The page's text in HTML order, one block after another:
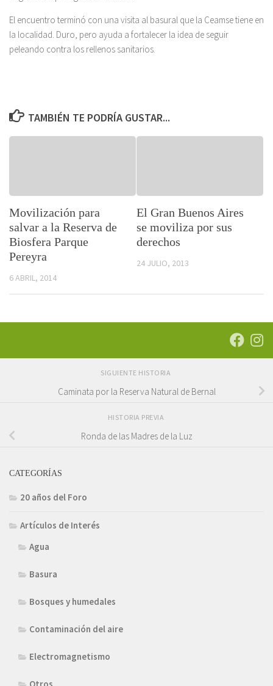
El encuentro terminó con una visita al basural que la Ceamse tiene en
la localidad. Duro, pero ayuda a fortalecer la idea de seguir
peleando contra los rellenos sanitarios.
TAMBIÉN TE PODRÍA GUSTAR...
Movilización para
salvar a la Reserva de
Biosfera Parque
Pereyra
6 ABRIL, 2014
El Gran Buenos Aires
se moviliza por sus
derechos
24 JULIO, 2013
SIGUIENTE HISTORIA
Caminata por la Reserva Natural de Bernal
HISTORIA PREVIA
Ronda de las Madres de la Luz
CATEGORÍAS
20 años del Foro
Artículos de Interés
Agua
Basura
Bosques y humedales
Contaminación del aire
Electromagnetismo